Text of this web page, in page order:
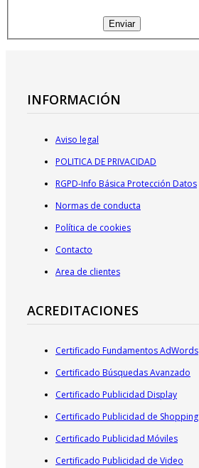
Enviar
INFORMACIÓN
Aviso legal
POLITICA DE PRIVACIDAD
RGPD-Info Básica Protección Datos
Normas de conducta
Política de cookies
Contacto
Area de clientes
ACREDITACIONES
Certificado Fundamentos AdWords
Certificado Búsquedas Avanzado
Certificado Publicidad Display
Certificado Publicidad de Shopping
Certificado Publicidad Móviles
Certificado Publicidad de Video